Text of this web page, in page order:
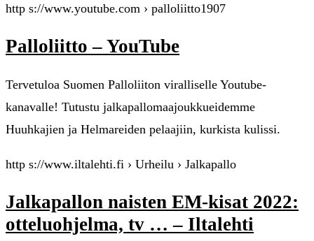
http s://www.youtube.com › palloliitto1907
Palloliitto – YouTube
Tervetuloa Suomen Palloliiton viralliselle Youtube-
kanavalle! Tutustu jalkapallomaajoukkueidemme
Huuhkajien ja Helmareiden pelaajiin, kurkista kulissi.
http s://www.iltalehti.fi › Urheilu › Jalkapallo
Jalkapallon naisten EM-kisat 2022:
otteluohjelma, tv … – Iltalehti